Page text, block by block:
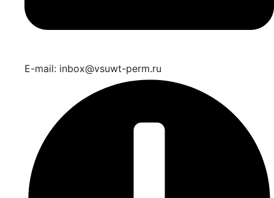
E-mail: inbox@vsuwt-perm.ru